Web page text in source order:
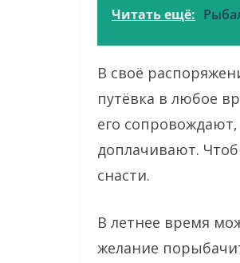
Читать ещё:
В своё
путёвка в любое
его
доплачивают.
снасти.
В летнее время
желание